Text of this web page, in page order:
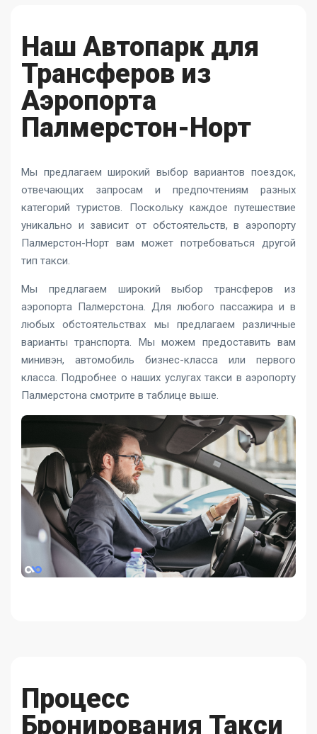
Наш Автопарк для
Трансферов из
Аэропорта
Палмерстон-Норт
Мы предлагаем широкий выбор вариантов поездок,
отвечающих запросам и предпочтениям разных
категорий туристов. Поскольку каждое путешествие
уникально и зависит от обстоятельств, в аэропорту
Палмерстон-Норт вам может потребоваться другой
тип такси.
Мы предлагаем широкий выбор трансферов из
аэропорта Палмерстона. Для любого пассажира и в
любых обстоятельствах мы предлагаем различные
варианты транспорта. Мы можем предоставить вам
минивэн, автомобиль бизнес-класса или первого
класса. Подробнее о наших услугах такси в аэропорту
Палмерстона смотрите в таблице выше.
Процесс
Бронирования Такси